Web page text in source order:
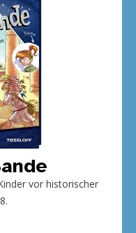
vor historischer